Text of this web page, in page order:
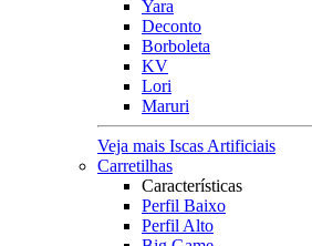
Yara
Deconto
Borboleta
KV
Lori
Maruri
Veja mais Iscas Artificiais
Carretilhas
Características
Perfil Baixo
Perfil Alto